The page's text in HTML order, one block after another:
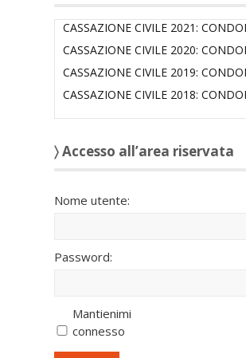
CASSAZIONE CIVILE 2021:
CASSAZIONE CIVILE 2020:
CASSAZIONE CIVILE 2019:
CASSAZIONE CIVILE 2018:
〉 Accesso all’area riservata
Nome utente:
Password:
Mantienimi
connesso